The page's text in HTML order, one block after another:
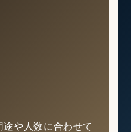
や人数に合わせて